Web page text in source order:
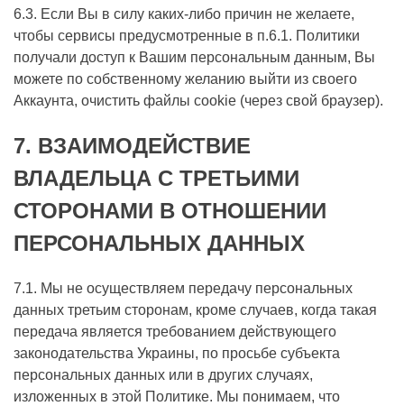
6.3. Если Вы в силу каких-либо причин не желаете,
чтобы сервисы предусмотренные в п.6.1. Политики
получали доступ к Вашим персональным данным, Вы
можете по собственному желанию выйти из своего
Аккаунта, очистить файлы cookie (через свой браузер).
7. ВЗАИМОДЕЙСТВИЕ
ВЛАДЕЛЬЦА С ТРЕТЬИМИ
СТОРОНАМИ В ОТНОШЕНИИ
ПЕРСОНАЛЬНЫХ ДАННЫХ
7.1. Мы не осуществляем передачу персональных
данных третьим сторонам, кроме случаев, когда такая
передача является требованием действующего
законодательства Украины, по просьбе субъекта
персональных данных или в других случаях,
изложенных в этой Политике. Мы понимаем, что